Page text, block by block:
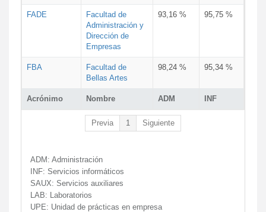
Acrónimo Nombre ADM INF
FADE
Facultad de
Administración y
Dirección de
Empresas
93,16 % 95,75 %
FBA
Facultad de
Bellas Artes
98,24 % 95,34 %
Previa 1 Siguiente
ADM: Administración
INF: Servicios informáticos
SAUX: Servicios auxiliares
LAB: Laboratorios
UPE: Unidad de prácticas en empresa